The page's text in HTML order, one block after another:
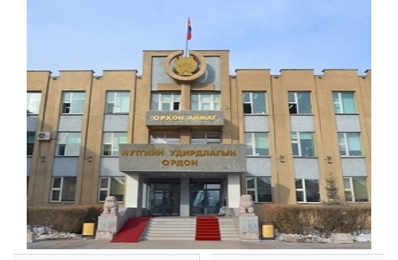
Мэдээлэл шуурхай удирдлагын төв
Нийтийн номын сан
Эрдэнэт Булганы цахилгаан түгээх сүлжээ ТӨХК
Эрдэнэт ус, дулаан түгээх сүлжээ ОНӨХК
Бүсийн оношлогоо эмчилгээний төв